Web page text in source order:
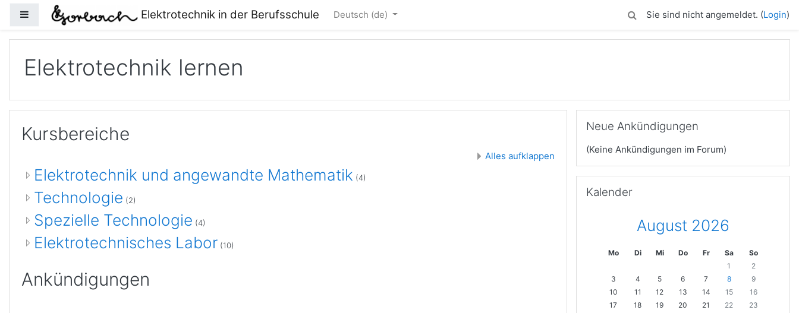
Zum Hauptinhalt
Website-Übersicht Elektrotechnik in der Berufsschule Deutsch ‎(de)‎ Sie sind nicht angemeldet. (Login)
Elektrotechnik lernen
Kursbereiche
Alles aufklappen
Elektrotechnik und angewandte Mathematik (4)
Technologie (2)
Spezielle Technologie (4)
Elektrotechnisches Labor (10)
Ankündigungen
Neue Ankündigungen
(Keine Ankündigungen im Forum)
Kalender
August 2026
Mo Di Mi Do Fr Sa
So
1
2
3
4 5 6 7 8
9
10
11 12 13 14 15
16
17
18 19 20 21 22
23